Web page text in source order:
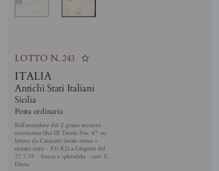
LOTTO N. 243
ITALIA
Antichi Stati Italiani
Sicilia
Posta ordinaria
Bell'esemplare del 2 grana azzurro
scurissimo (8a) III Tavola Pos. 67 su
lettera da Canicatti (ovale rosso +
ornato nero - P.ti R2) a Girgenti del
27.7.59 - fresca e splendida - cert. E.
Diena